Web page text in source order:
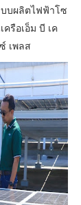
บผลิตไฟฟ้าโซ
รือเอ็ม บี เค
เพลส